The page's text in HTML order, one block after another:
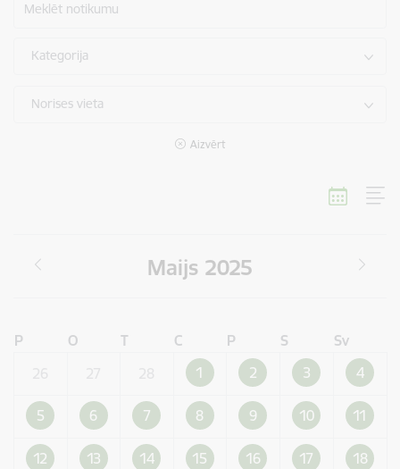
Meklēt notikumu
Kategorija
Norises vieta
Aizvērt
Maijs 2025
P O T C P S
Sv
1 2 3 4
5 6 7 8 9 10 11
12 13 14 15 16 17 18